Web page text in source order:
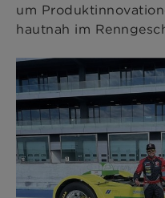
um
hautnah im